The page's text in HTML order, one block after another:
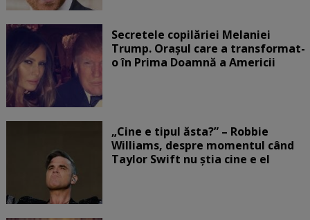
Secretele copilăriei Melaniei
Trump. Orașul care a transformat-
o în Prima Doamnă a Americii
„Cine e tipul ăsta?” – Robbie
Williams, despre momentul când
Taylor Swift nu știa cine e el